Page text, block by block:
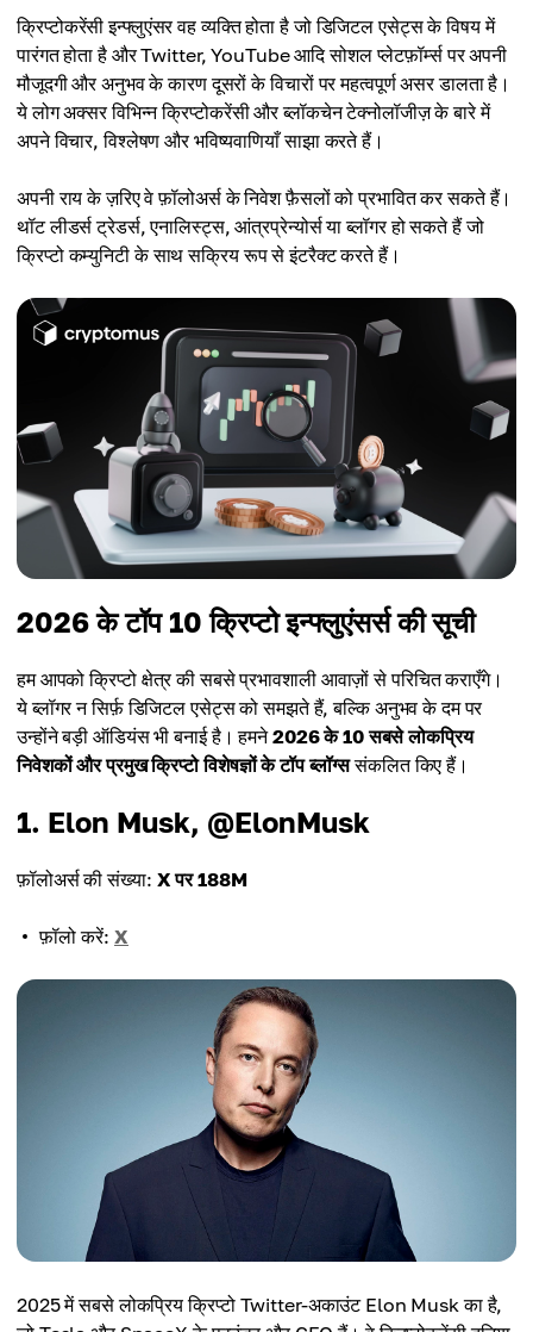
क्रिप्टोकरेंसी इन्फ्लुएंसर वह व्यक्ति होता है जो डिजिटल एसेट्स के विषय में
पारंगत होता है और Twitter, YouTube आदि सोशल प्लेटफ़ॉर्म्स पर अपनी
मौजूदगी और अनुभव के कारण दूसरों के विचारों पर महत्वपूर्ण असर डालता है।
ये लोग अक्सर विभिन्न क्रिप्टोकरेंसी और ब्लॉकचेन टेक्नोलॉजीज़ के बारे में
अपने विचार, विश्लेषण और भविष्यवाणियाँ साझा करते हैं।
अपनी राय के ज़रिए वे फ़ॉलोअर्स के निवेश फ़ैसलों को प्रभावित कर सकते हैं।
थॉट लीडर्स ट्रेडर्स, एनालिस्ट्स, आंत्रप्रेन्योर्स या ब्लॉगर हो सकते हैं जो
क्रिप्टो कम्युनिटी के साथ सक्रिय रूप से इंटरैक्ट करते हैं।
2026 के टॉप 10 क्रिप्टो इन्फ्लुएंसर्स की सूची
हम आपको क्रिप्टो क्षेत्र की सबसे प्रभावशाली आवाज़ों से परिचित कराएँगे।
ये ब्लॉगर न सिर्फ़ डिजिटल एसेट्स को समझते हैं, बल्कि अनुभव के दम पर
उन्होंने बड़ी ऑडियंस भी बनाई है। हमने2026 के 10 सबसे लोकप्रिय
निवेशकों और प्रमुख क्रिप्टो विशेषज्ञों के टॉप ब्लॉग्ससंकलित किए हैं।
1. Elon Musk, @ElonMusk
फ़ॉलोअर्स की संख्या: X पर 188M
फ़ॉलो करें: X
2025 में सबसे लोकप्रिय क्रिप्टो Twitter-अकाउंट Elon Musk का है,